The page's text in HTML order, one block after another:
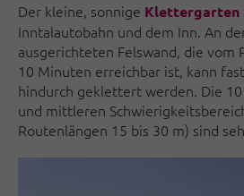
Der kleine, sonnige Klettergarten
Inntalautobahn und dem Inn. An
ausgerichteten Felswand, die vom
10 Minuten erreichbar ist, kann
hindurch geklettert werden. Die
und mittleren
Routenlängen 15 bis 30 m) sind